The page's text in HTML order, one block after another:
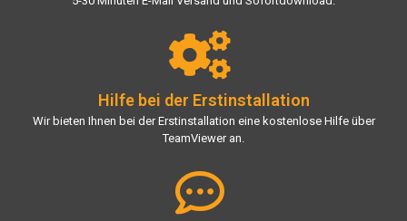
Hilfe bei der Erstinstallation
Wir bieten Ihnen bei der Erstinstallation eine kostenlose Hilfe über
TeamViewer an.